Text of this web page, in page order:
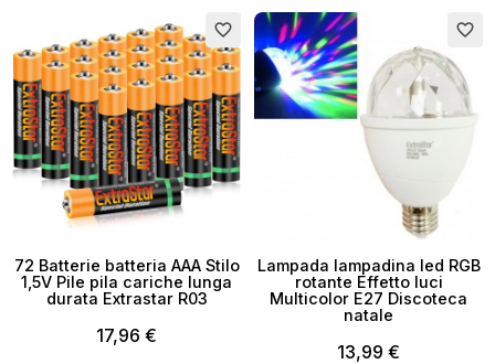
favorite_border
72 Batterie batteria AAA Stilo
1,5V Pile pila cariche lunga
durata Extrastar R03
17,96 €
favorite_border
Lampada lampadina led RGB
rotante Effetto luci
Multicolor E27 Discoteca
natale
13,99 €